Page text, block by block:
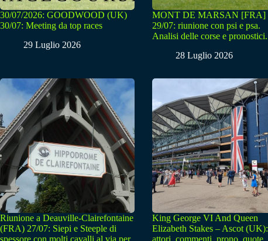
30/07/2026: GOODWOOD (UK)
30/07: Meeting da top races
29 Luglio 2026
MONT DE MARSAN [FRA]
29/07: riunione con psi e psa.
Analisi delle corse e pronostici.
28 Luglio 2026
Riunione a Deauville-Clairefontaine
(FRA) 27/07: Siepi e Steeple di
King George VI And Queen
Elizabeth Stakes – Ascot (UK):